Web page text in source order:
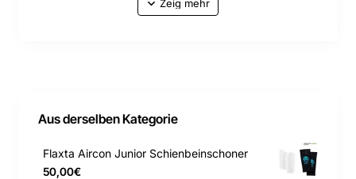
Importiert
Aus derselben Kategorie
Flaxta Aircon Junior Schienbeinschoner
50,00€